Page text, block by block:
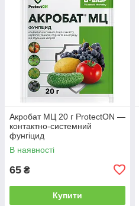
Акробат МЦ 20 г ProtectON —
контактно-системний
фунгіцид
В наявності
65 ₴
Купити